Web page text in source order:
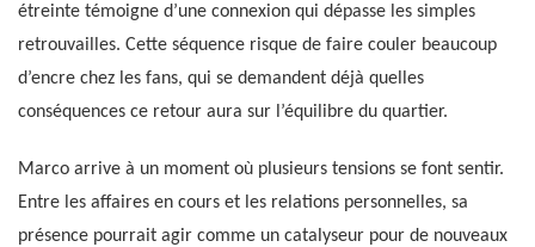
étreinte témoigne d’une connexion qui dépasse les simples
retrouvailles. Cette séquence risque de faire couler beaucoup
d’encre chez les fans, qui se demandent déjà quelles
conséquences ce retour aura sur l’équilibre du quartier.
Marco arrive à un moment où plusieurs tensions se font sentir.
Entre les affaires en cours et les relations personnelles, sa
présence pourrait agir comme un catalyseur pour de nouveaux